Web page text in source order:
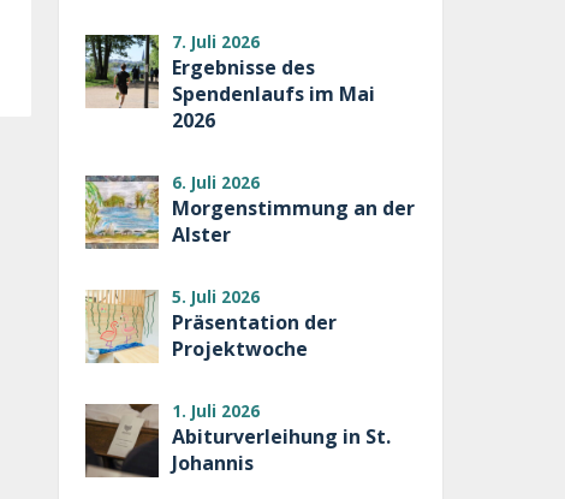
7. Juli 2026
Ergebnisse des
Spendenlaufs im Mai
2026
6. Juli 2026
Morgenstimmung an der
Alster
5. Juli 2026
Präsentation der
Projektwoche
1. Juli 2026
Abiturverleihung in St.
Johannis